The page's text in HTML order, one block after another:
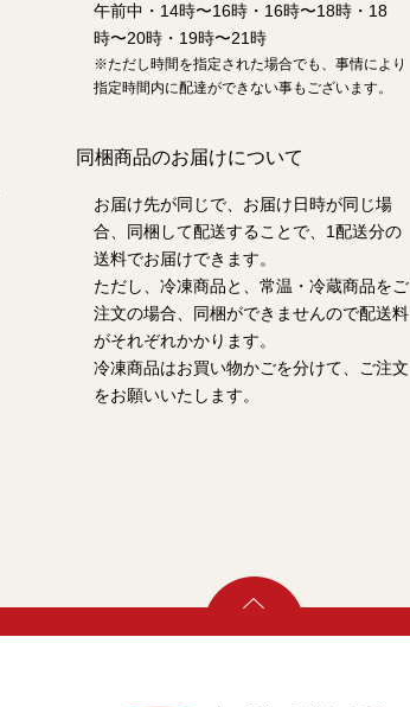
午前中・14時〜16時・16時〜18時・18
時〜20時・19時〜21時
※ただし時間を指定された場合でも、事情により
指定時間内に配達ができない事もございます。
同梱商品のお届けについて
お届け先が同じで、お届け日時が同じ場
合、同梱して配送することで、1配送分の
送料でお届けできます。
ただし、冷凍商品と、常温・冷蔵商品をご
注文の場合、同梱ができませんので配送料
がそれぞれかかります。
冷凍商品はお買い物かごを分けて、ご注文
をお願いいたします。